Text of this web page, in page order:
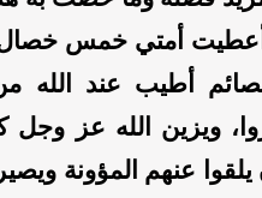
"أعطيت أمتي خمس
أطيب عند الله
ويزين الله عز وجل
عنهم المؤونة